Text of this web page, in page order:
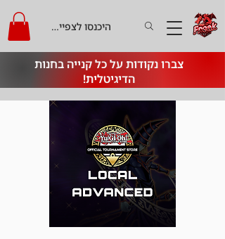
צברו נקודות על כל קנייה בחנות
הדיגיטלית!
היכנסו לצפייה בקרדיט